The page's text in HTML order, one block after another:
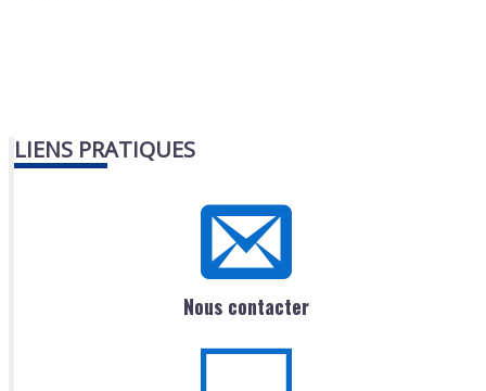
LIENS PRATIQUES
Nous contacter